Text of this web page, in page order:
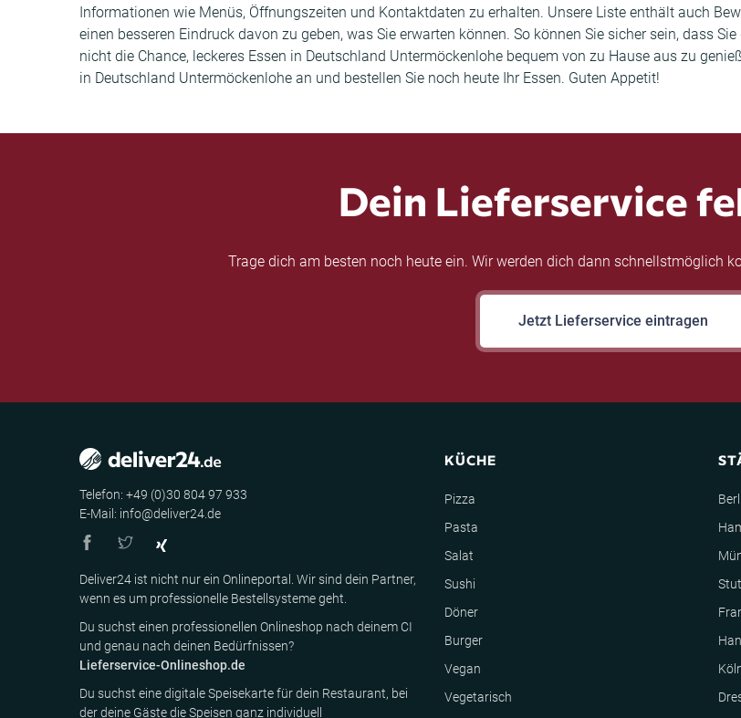
Informationen wie Menüs, Öffnungszeiten und Kontaktdaten zu erhalten. Unsere Liste enthält auch
einen besseren Eindruck davon zu geben, was Sie erwarten können. So können Sie sicher sein, dass
nicht die Chance, leckeres Essen in Deutschland Untermöckenlohe bequem von zu Hause aus zu
in Deutschland Untermöckenlohe an und bestellen Sie noch heute Ihr Essen. Guten Appetit!
Dein Lieferservice
Trage dich am besten noch heute ein. Wir werden dich dann schnellstmöglich
Jetzt Lieferservice eintragen
Telefon: +49 (0)30 804 97 933
E-Mail: info@deliver24.de
Deliver24 ist nicht nur ein Onlineportal. Wir sind dein Partner,
wenn es um professionelle Bestellsysteme geht.
Du suchst einen professionellen Onlineshop nach deinem CI
und genau nach deinen Bedürfnissen?
Lieferservice-Onlineshop.de
Du suchst eine digitale Speisekarte für dein Restaurant, bei
der deine Gäste die Speisen ganz individuell
KÜCHE
Pizza
Pasta
Salat
Sushi
Döner
Burger
Vegan
Vegetarisch